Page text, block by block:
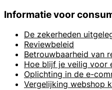
Informatie voor
De zekerheden
Reviewbeleid
Betrouwbaarheid van
Hoe blijf je veilig voor
Oplichting in de e-
Vergelijking webshop